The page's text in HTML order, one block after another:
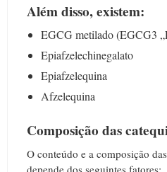
Além disso, existem:
EGCG metilado (EGCG3
Epiafzelechinegalato
Epiafzelequina
Afzelequina
Composição das
O conteúdo e a composição
depende dos seguintes fatores: